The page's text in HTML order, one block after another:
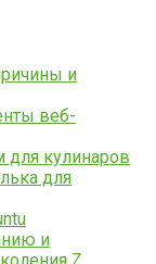
и
веб-
для кулинаров
для
и